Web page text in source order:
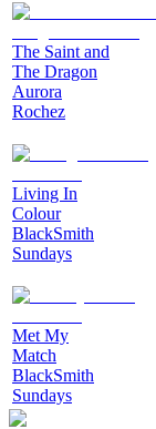
The Saint and
The Dragon
Aurora
Rochez
Living In
Colour
BlackSmith
Sundays
Met My
Match
BlackSmith
Sundays